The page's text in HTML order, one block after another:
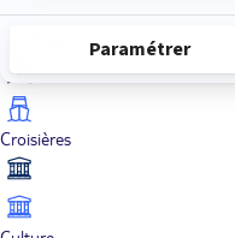
Croisières